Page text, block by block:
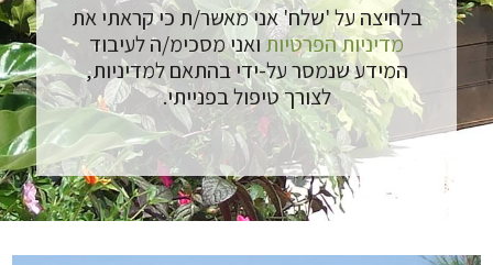
בלחיצה על 'שלח' אני מאשר/ת כי קראתי את
מדיניות הפרטיות ואני מסכימ/ה לעיבוד
המידע שנמסר על-ידי בהתאם למדיניות,
לצורך טיפול בפנייתי.